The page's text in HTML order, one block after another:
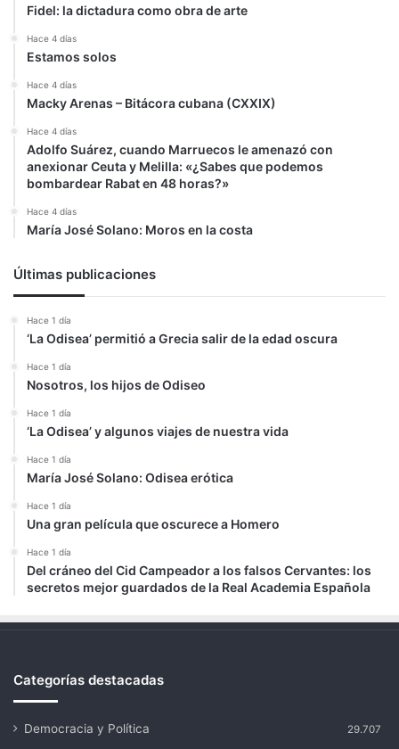
Fidel: la dictadura como obra de arte
Hace 4 días
Estamos solos
Hace 4 días
Macky Arenas – Bitácora cubana (CXXIX)
Hace 4 días
Adolfo Suárez, cuando Marruecos le amenazó con
anexionar Ceuta y Melilla: «¿Sabes que podemos
bombardear Rabat en 48 horas?»
Hace 4 días
María José Solano: Moros en la costa
Últimas publicaciones
Hace 1 día
‘La Odisea’ permitió a Grecia salir de la edad oscura
Hace 1 día
Nosotros, los hijos de Odiseo
Hace 1 día
‘La Odisea’ y algunos viajes de nuestra vida
Hace 1 día
María José Solano: Odisea erótica
Hace 1 día
Una gran película que oscurece a Homero
Hace 1 día
Del cráneo del Cid Campeador a los falsos Cervantes: los
secretos mejor guardados de la Real Academia Española
Categorías destacadas
Democracia y Política 29.707